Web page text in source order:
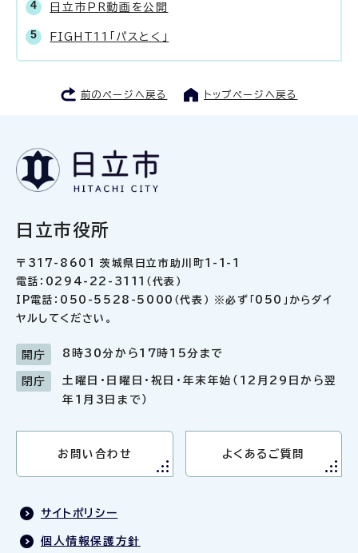
日立市PR動画を公開
FIGHT11「パスとく」
前のページへ戻る トップページへ戻る
日立市役所
〒317-8601 茨城県日立市助川町1-1-1
電話：0294-22-3111（代表）
IP電話：050-5528-5000（代表） ※必ず「050」からダイ
ヤルしてください。
開庁 8時30分から17時15分まで
閉庁
土曜日・日曜日・祝日・年末年始（12月29日から翌
年1月3日まで）
お問い合わせ よくあるご質問
サイトポリシー
個人情報保護方針